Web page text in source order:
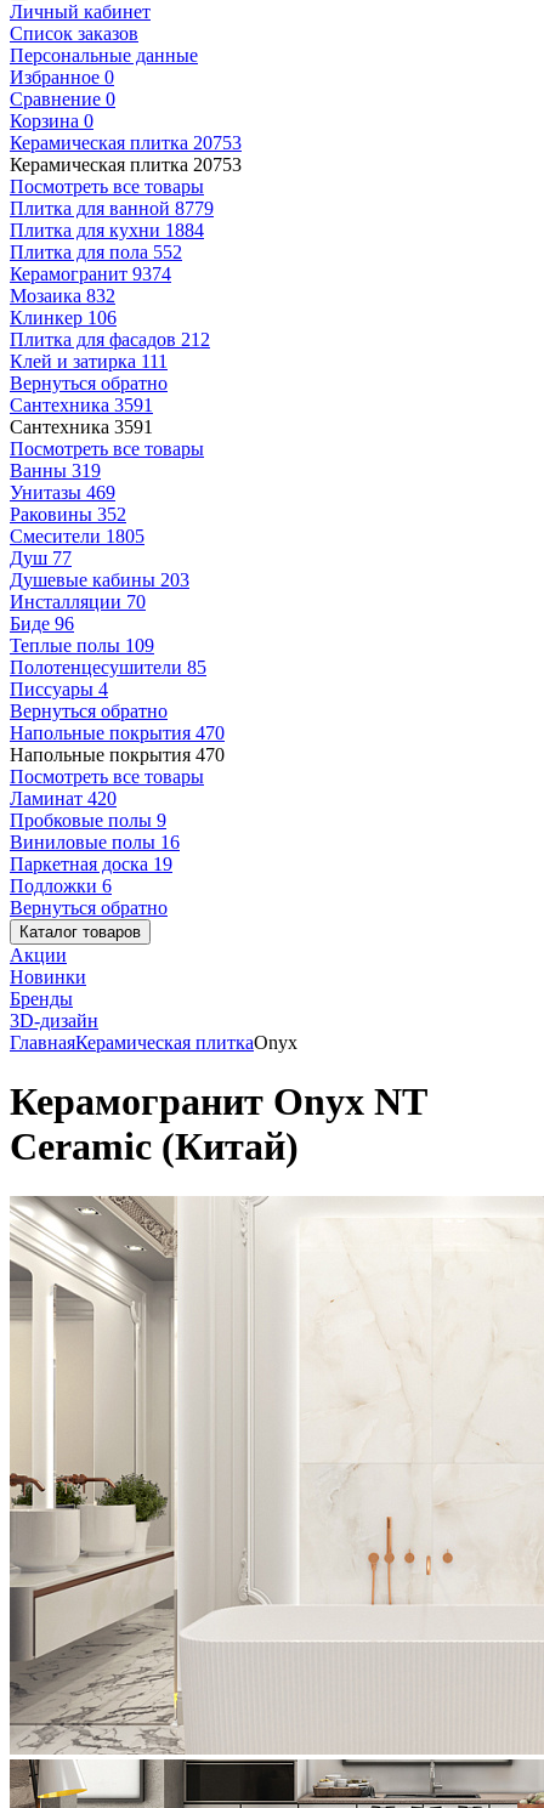
Личный кабинет
Список заказов
Персональные данные
Избранное 0
Сравнение 0
Корзина 0
Керамическая плитка 20753
Керамическая плитка 20753
Посмотреть все товары
Плитка для ванной 8779
Плитка для кухни 1884
Плитка для пола 552
Керамогранит 9374
Мозаика 832
Клинкер 106
Плитка для фасадов 212
Клей и затирка 111
Вернуться обратно
Сантехника 3591
Сантехника 3591
Посмотреть все товары
Ванны 319
Унитазы 469
Раковины 352
Смесители 1805
Душ 77
Душевые кабины 203
Инсталляции 70
Биде 96
Теплые полы 109
Полотенцесушители 85
Писсуары 4
Вернуться обратно
Напольные покрытия 470
Напольные покрытия 470
Посмотреть все товары
Ламинат 420
Пробковые полы 9
Виниловые полы 16
Паркетная доска 19
Подложки 6
Вернуться обратно
Каталог товаров
Акции
Новинки
Бренды
3D-дизайн
ГлавнаяКерамическая плиткаOnyx
Керамогранит Onyx NT
Ceramic (Китай)